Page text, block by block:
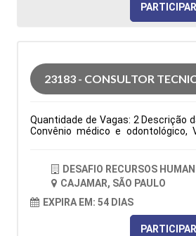
PARTICIPAR
23183 - CONSULTOR
Quantidade de Vagas: 2 Descrição
Convênio médico e odontológico,
up, negociações, atendimento ao
e whatsapp, participação em feira
contratação: CLT Cidade:
Atuação: Administração
Formação Acadêmica:
DESAFIO RECURSOS
CAJAMAR, SÃO PAULO
EXPIRA EM: 54 DIAS
PARTICIPAR